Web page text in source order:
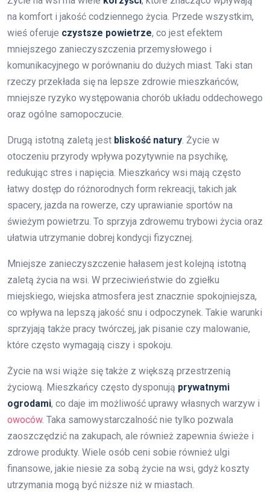
na komfort i jakość codziennego życia. Przede wszystkim,
wieś oferuje czystsze powietrze, co jest efektem
mniejszego zanieczyszczenia przemysłowego i
komunikacyjnego w porównaniu do dużych miast. Taki stan
rzeczy przekłada się na lepsze zdrowie mieszkańców,
mniejsze ryzyko występowania chorób układu oddechowego
oraz ogólne samopoczucie.
Drugą istotną zaletą jest bliskość natury. Życie w
otoczeniu przyrody wpływa pozytywnie na psychikę,
redukując stres i napięcia. Mieszkańcy wsi mają często
łatwy dostęp do różnorodnych form rekreacji, takich jak
spacery, jazda na rowerze, czy uprawianie sportów na
świeżym powietrzu. To sprzyja zdrowemu trybowi życia oraz
ułatwia utrzymanie dobrej kondycji fizycznej.
Mniejsze zanieczyszczenie hałasem jest kolejną istotną
zaletą życia na wsi. W przeciwieństwie do zgiełku
miejskiego, wiejska atmosfera jest znacznie spokojniejsza,
co wpływa na lepszą jakość snu i odpoczynek. Takie warunki
sprzyjają także pracy twórczej, jak pisanie czy malowanie,
które często wymagają ciszy i spokoju.
Życie na wsi wiąże się także z większą przestrzenią
życiową. Mieszkańcy często dysponują prywatnymi
ogrodami, co daje im możliwość uprawy własnych warzyw i
owoców. Taka samowystarczalność nie tylko pozwala
zaoszczędzić na zakupach, ale również zapewnia świeże i
zdrowe produkty. Wiele osób ceni sobie również ulgi
finansowe, jakie niesie za sobą życie na wsi, gdyż koszty
utrzymania mogą być niższe niż w miastach.